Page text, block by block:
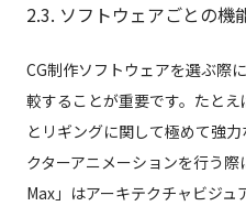
2.3. ソフトウェアごとの機
CG制作ソフトウェアを選ぶ際
較することが重要です。たと
とリギングに関して極めて強
クターアニメーションを行う
Max」はアーキテクチャビジ